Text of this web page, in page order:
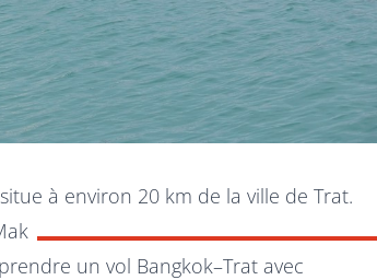
à environ 20 km de la ville de Trat.
un vol Bangkok–Trat avec